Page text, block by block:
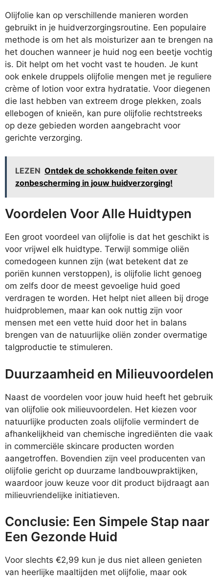
Olijfolie kan op verschillende manieren worden
gebruikt in je huidverzorgingsroutine. Een populaire
methode is om het als moisturizer aan te brengen na
het douchen wanneer je huid nog een beetje vochtig
is. Dit helpt om het vocht vast te houden. Je kunt
ook enkele druppels olijfolie mengen met je reguliere
crème of lotion voor extra hydratatie. Voor diegenen
die last hebben van extreem droge plekken, zoals
ellebogen of knieën, kan pure olijfolie rechtstreeks
op deze gebieden worden aangebracht voor
gerichte verzorging.
LEZEN Ontdek de schokkende feiten over
zonbescherming in jouw huidverzorging!
Voordelen Voor Alle Huidtypen
Een groot voordeel van olijfolie is dat het geschikt is
voor vrijwel elk huidtype. Terwijl sommige oliën
comedogeen kunnen zijn (wat betekent dat ze
poriën kunnen verstoppen), is olijfolie licht genoeg
om zelfs door de meest gevoelige huid goed
verdragen te worden. Het helpt niet alleen bij droge
huidproblemen, maar kan ook nuttig zijn voor
mensen met een vette huid door het in balans
brengen van de natuurlijke oliën zonder overmatige
talgproductie te stimuleren.
Duurzaamheid en Milieuvoordelen
Naast de voordelen voor jouw huid heeft het gebruik
van olijfolie ook milieuvoordelen. Het kiezen voor
natuurlijke producten zoals olijfolie vermindert de
afhankelijkheid van chemische ingrediënten die vaak
in commerciële skincare producten worden
aangetroffen. Bovendien zijn veel producenten van
olijfolie gericht op duurzame landbouwpraktijken,
waardoor jouw keuze voor dit product bijdraagt aan
milieuvriendelijke initiatieven.
Conclusie: Een Simpele Stap naar
Een Gezonde Huid
Voor slechts €2,99 kun je dus niet alleen genieten
van heerlijke maaltijden met olijfolie, maar ook